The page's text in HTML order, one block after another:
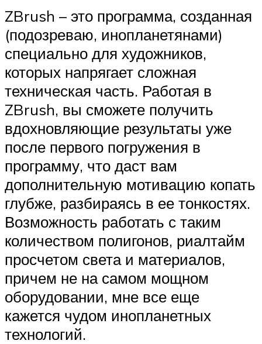
ZBrush – это программа, созданная
(подозреваю, инопланетянами)
специально для художников,
которых напрягает сложная
техническая часть. Работая в
ZBrush, вы сможете получить
вдохновляющие результаты уже
после первого погружения в
программу, что даст вам
дополнительную мотивацию копать
глубже, разбираясь в ее тонкостях.
Возможность работать с таким
количеством полигонов, риалтайм
просчетом света и материалов,
причем не на самом мощном
оборудовании, мне все еще
кажется чудом инопланетных
технологий.